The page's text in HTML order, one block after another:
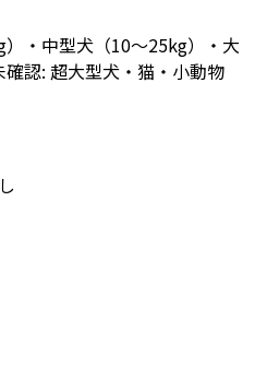
・中型犬（10〜25kg）・大
認: 超大型犬・猫・小動物